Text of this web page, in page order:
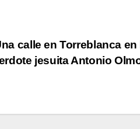
calle en Torreblanca en
jesuita Antonio